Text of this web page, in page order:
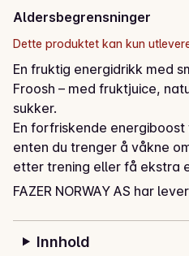
Aldersbegrensninger
Dette produktet kan kun
En fruktig energidrikk med
Froosh – med fruktjuice,
sukker.
En forfriskende
enten du trenger å våkne
etter trening eller få ekstra
dag.
og naturlig koffein fra
boks.
FAZER NORWAY AS har
Innhold